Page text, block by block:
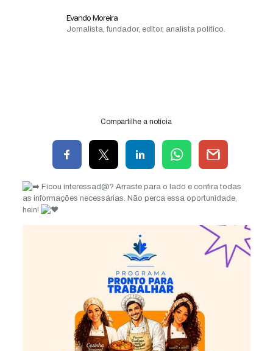
Evando Moreira
Jornalista, fundador, editor, analista político.
Compartilhe a notícia
Ficou interessad@? Arraste para o lado e confira todas
as informações necessárias. Não perca essa oportunidade,
hein!